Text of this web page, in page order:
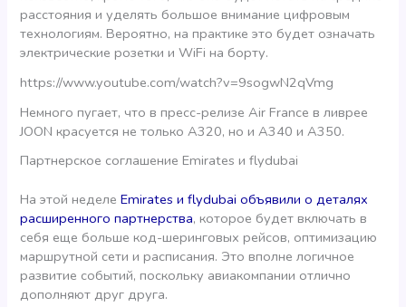
расстояния и уделять большое внимание цифровым
технологиям. Вероятно, на практике это будет означать
электрические розетки и WiFi на борту.
https://www.youtube.com/watch?v=9sogwN2qVmg
Немного пугает, что в пресс-релизе Air France в ливрее
JOON красуется не только А320, но и А340 и А350.
Партнерское соглашение Emirates и flydubai
На этой неделеEmirates и flydubai объявили о деталях
расширенного партнерства, которое будет включать в
себя еще больше код-шеринговых рейсов, оптимизацию
маршрутной сети и расписания. Это вполне логичное
развитие событий, поскольку авиакомпании отлично
дополняют друг друга.